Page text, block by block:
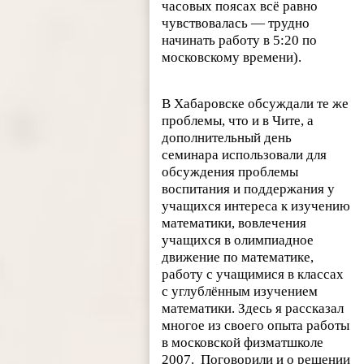
часовых поясах всё равно
чувствовалась — трудно
начинать работу в 5:20 по
московскому времени).
В Хабаровске обсуждали те же
проблемы, что и в Чите, а
дополнительный день
семинара использовали для
обсуждения проблемы
воспитания и поддержания у
учащихся интереса к изучению
математики, вовлечения
учащихся в олимпиадное
движение по математике,
работу с учащимися в классах
с углублённым изучением
математики. Здесь я рассказал
многое из своего опыта работы
в московской физматшколе
2007. Поговорили и о решении